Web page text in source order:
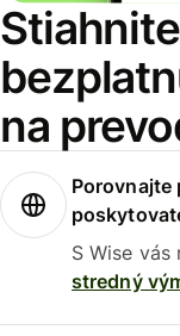
na
Porovnajte
S Wise
stredný